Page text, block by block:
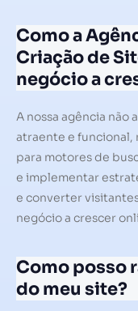
Como a
Criação de
negócio a
A nossa agência não
atraente e funcional,
para motores de
e implementar
e converter
negócio a crescer
Como posso
do meu site?